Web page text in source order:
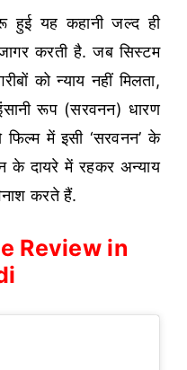
यह कहानी जल्द ही
करती है. जब सिस्टम
को न्याय नहीं मिलता,
रूप (सरवनन) धारण
फिल्म में इसी ‘सरवनन’ के
के दायरे में रहकर अन्याय
करते हैं.
Review in